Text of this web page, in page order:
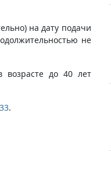
на дату подачи
не
до 40 лет
.